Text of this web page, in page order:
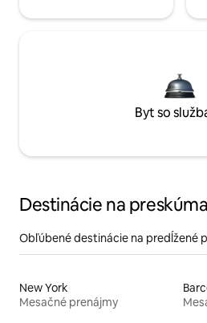
Byt so
Destinácie na
Obľúbené destinácie na predĺžené
New York
Mesačné prenájmy